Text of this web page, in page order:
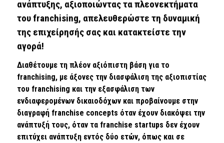
ανάπτυξης, αξιοποιώντας τα πλεονεκτήματα
του franchising, απελευθερώστε τη δυναμική
της επιχείρησής σας και κατακτείστε την
αγορά!
Διαθέτουμε τη πλέον αξιόπιστη βάση για το
franchising, με άξονες την διασφάλιση της αξιοπιστίας
του franchising και την εξασφάλιση των
ενδιαφερομένων δικαιοδόχων και προβαίνουμε στην
διαγραφή franchise concepts όταν έχουν διακόψει την
ανάπτυξή τους, όταν τα franchise startups δεν έχουν
επιτύχει ανάπτυξη εντός δύο ετών, όπως και σε